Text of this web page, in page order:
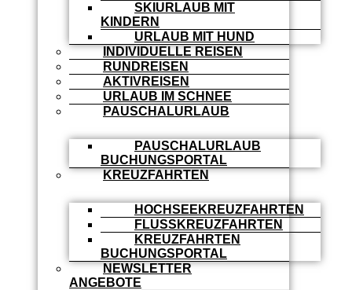
SKIURLAUB MIT
KINDERN
URLAUB MIT HUND
INDIVIDUELLE REISEN
RUNDREISEN
AKTIVREISEN
URLAUB IM SCHNEE
PAUSCHALURLAUB
PAUSCHALURLAUB
BUCHUNGSPORTAL
KREUZFAHRTEN
HOCHSEEKREUZFAHRTEN
FLUSSKREUZFAHRTEN
KREUZFAHRTEN
BUCHUNGSPORTAL
NEWSLETTER
ANGEBOTE